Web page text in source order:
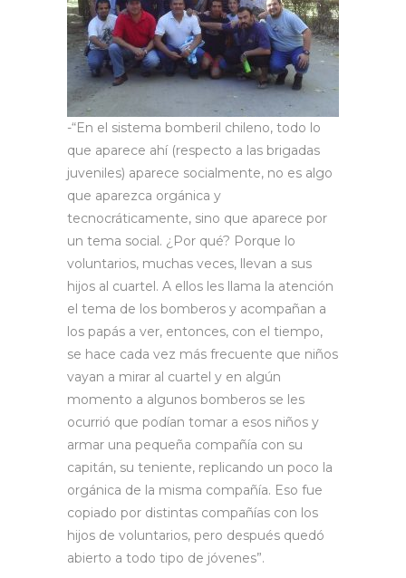
-“En el sistema bomberil chileno, todo lo
que aparece ahí (respecto a las brigadas
juveniles) aparece socialmente, no es algo
que aparezca orgánica y
tecnocráticamente, sino que aparece por
un tema social. ¿Por qué? Porque lo
voluntarios, muchas veces, llevan a sus
hijos al cuartel. A ellos les llama la atención
el tema de los bomberos y acompañan a
los papás a ver, entonces, con el tiempo,
se hace cada vez más frecuente que niños
vayan a mirar al cuartel y en algún
momento a algunos bomberos se les
ocurrió que podían tomar a esos niños y
armar una pequeña compañía con su
capitán, su teniente, replicando un poco la
orgánica de la misma compañía. Eso fue
copiado por distintas compañías con los
hijos de voluntarios, pero después quedó
abierto a todo tipo de jóvenes”.